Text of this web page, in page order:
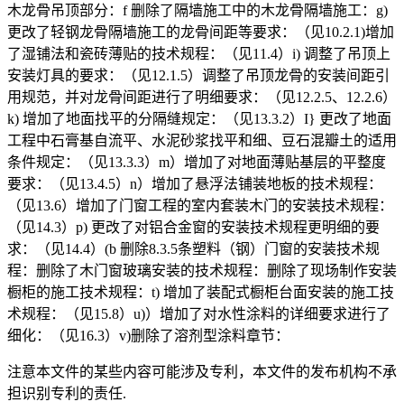
木龙骨吊顶部分：f 删除了隔墙施工中的木龙骨隔墙施工：g)
更改了轻钢龙骨隔墙施工的龙骨间距等要求：（见10.2.1)增加
了湿铺法和瓷砖薄贴的技术规程：（见11.4）i) 调整了吊顶上
安装灯具的要求：（见12.1.5）调整了吊顶龙骨的安装间距引
用规范，并对龙骨间距进行了明细要求：（见12.2.5、12.2.6）
k) 增加了地面找平的分隔缝规定：（见13.3.2）I} 更改了地面
工程中石膏基自流平、水泥砂浆找平和细、豆石混瓣土的适用
条件规定：（见13.3.3）m）增加了对地面薄贴基层的平整度
要求：（见13.4.5）n）增加了悬浮法铺装地板的技术规程：
（见13.6）增加了门窗工程的室内套装木门的安装技术规程：
（见14.3）p) 更改了对铝合金窗的安装技术规程更明细的要
求：（见14.4）(b 删除8.3.5条塑料（钢）门窗的安装技术规
程：删除了木门窗玻璃安装的技术规程：删除了现场制作安装
橱柜的施工技术规程：t) 增加了装配式橱柜台面安装的施工技
术规程：（见15.8）u)）增加了对水性涂料的详细要求进行了
细化：（见16.3）v)删除了溶剂型涂料章节：
注意本文件的某些内容可能涉及专利，本文件的发布机构不承
担识别专利的责任.